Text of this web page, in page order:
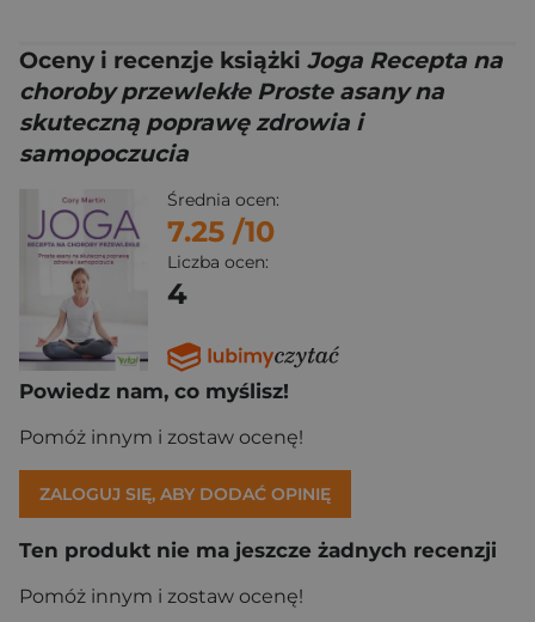
Oceny i recenzje książki Joga Recepta na
choroby przewlekłe Proste asany na
skuteczną poprawę zdrowia i
samopoczucia
Średnia ocen:
7.25 /10
Liczba ocen:
4
Powiedz nam, co myślisz!
Pomóż innym i zostaw ocenę!
ZALOGUJ SIĘ, ABY DODAĆ OPINIĘ
Ten produkt nie ma jeszcze żadnych recenzji
Pomóż innym i zostaw ocenę!